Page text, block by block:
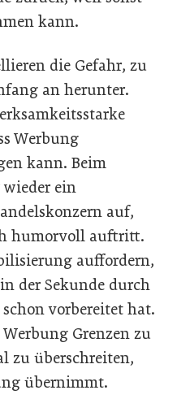
kann.
die Gefahr, zu
an herunter.
Werbung
kann. Beim
ein
auf,
humorvoll auftritt.
auffordern,
der Sekunde durch
vorbereitet hat.
Grenzen zu
zu überschreiten,
übernimmt.